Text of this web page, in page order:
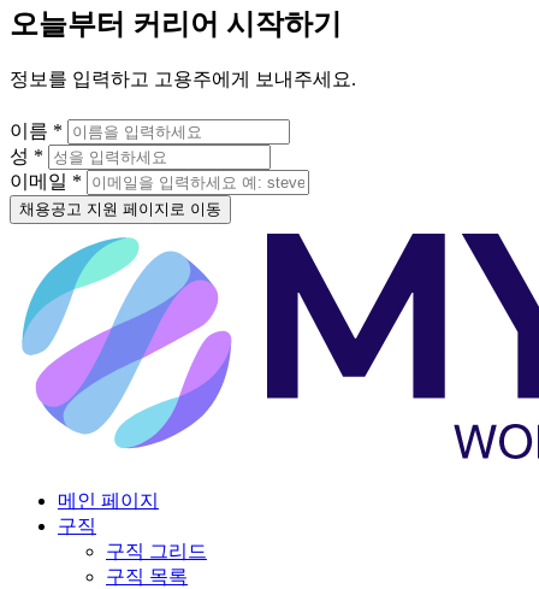
오늘부터 커리어 시작하기
정보를 입력하고 고용주에게 보내주세요.
이름 *
성 *
이메일 *
채용공고 지원 페이지로 이동
메인 페이지
구직
구직 그리드
구직 목록